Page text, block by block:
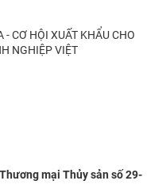
- CƠ HỘI XUẤT KHẨU CHO
NGHIỆP VIỆT
mại Thủy sản số 29-